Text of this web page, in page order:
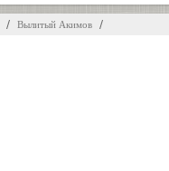
Вылитый Акимов